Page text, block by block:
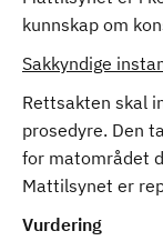
kunnskap om
Sakkyndige
Rettsakten skal
prosedyre. Den
for matområdet
Mattilsynet er
Vurdering